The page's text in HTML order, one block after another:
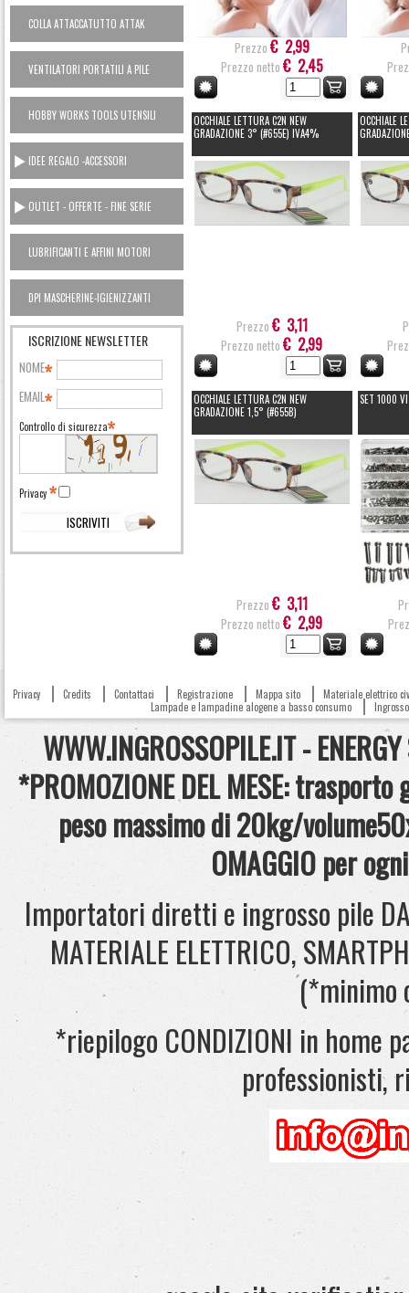
COLLA ATTACCATUTTO ATTAK
VENTILATORI PORTATILI A PILE
HOBBY WORKS TOOLS UTENSILI
CASA
IDEE REGALO -ACCESSORI
OUTLET - OFFERTE - FINE SERIE
LUBRIFICANTI E AFFINI MOTORI
AUTO OUTLET
DPI MASCHERINE-IGIENIZZANTI
ISCRIZIONE NEWSLETTER
NOME
EMAIL
Controllo di sicurezza
Privacy
Prezzo € 2,99
Prezzo netto € 2,45
OCCHIALE LETTURA C2N NEW
GRADAZIONE 3° (#655E) IVA4%
Prezzo € 3,11
Prezzo netto € 2,99
OCCHIALE
OCCHIALE LETTURA C2N NEW
GRADAZIONE 1,5° (#655B)
Prezzo € 3,11
Prezzo netto € 2,99
SET 1000
Privacy Credits Contattaci Registrazione Mappa sito
Materiale elettrico
Lampade e lampadine alogene a basso consumo
WWW.INGROSSOPILE.IT -
*PROMOZIONE DEL MESE:
peso massimo di 20kg/
OMAGGIO per
Importatori diretti e ingrosso pile
MATERIALE ELETTRICO,
(*minimo
*riepilogo CONDIZIONI in home
professionisti,